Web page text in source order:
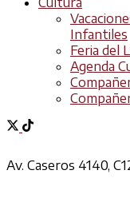
Infantiles
Feria del
Agenda
Av. Caseros 4140,